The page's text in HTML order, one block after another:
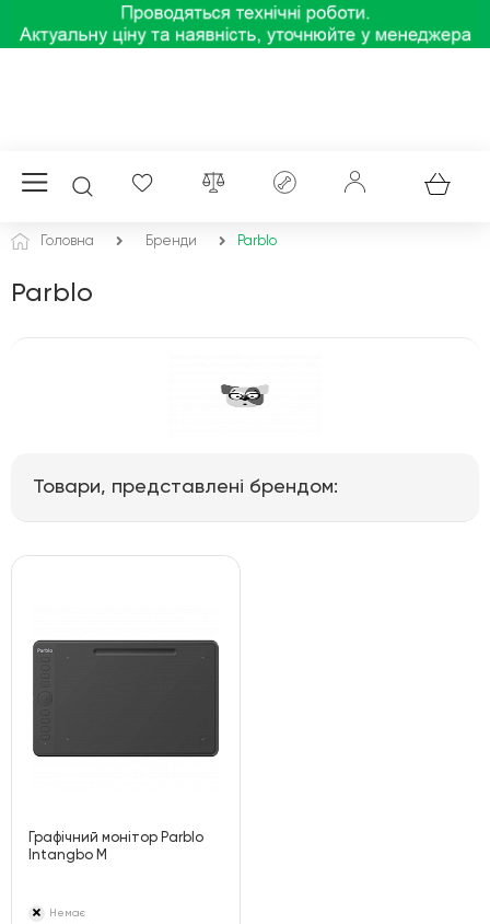
Головна Бренди Parblo
Parblo
Товари, представлені брендом:
Графічний монітор Parblo
Intangbo M
Немає